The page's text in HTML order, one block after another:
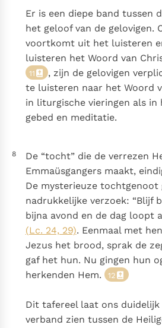
Er is een diepe band tussen
het geloof van de gelovigen.
voortkomt uit het luisteren
luisteren het Woord van
11
, zijn de gelovigen
te luisteren naar het Woord
in liturgische vieringen als in
gebed en meditatie.
8
De “tocht” die de verrezen
Emmaüsgangers maakt,
De mysterieuze tochtgenoot
nadrukkelijke verzoek: “Blijf
bijna avond en de dag loopt
(Lc. 24, 29). Eenmaal met
Jezus het brood, sprak de
gaf het hun. Nu gingen hun
herkenden Hem.
12
Dit tafereel laat ons
verband zien tussen de